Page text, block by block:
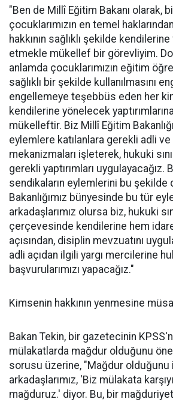
"Ben de Millî Eğitim Bakanı olarak,
çocuklarımızın en temel
hakkının sağlıklı şekilde
etmekle mükellef bir görevliyim.
anlamda çocuklarımızın eğitim
sağlıklı bir şekilde kullanılmasını
engellemeye teşebbüs eden her
kendilerine yönelecek
mükelleftir. Biz Millî Eğitim
eylemlere katılanlara gerekli adli ve
mekanizmaları işleterek, hukuki
gerekli yaptırımları uygulayacağız.
sendikaların eylemlerini bu şekilde
Bakanlığımız bünyesinde bu tür
arkadaşlarımız olursa biz, hukuki
çerçevesinde kendilerine hem
açısından, disiplin mevzuatını
adli açıdan ilgili yargı mercilerine
başvurularımızı yapacağız."
Kimsenin hakkının yenmesine
Bakan Tekin, bir gazetecinin
mülakatlarda mağdur olduğunu
sorusu üzerine, "Mağdur olduğunu
arkadaşlarımız, 'Biz mülakata
mağduruz.' diyor. Bu, bir